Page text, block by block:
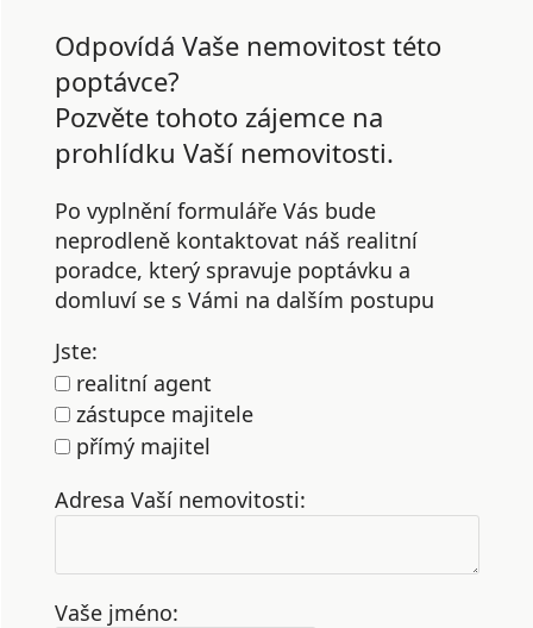
Odpovídá Vaše nemovitost této
poptávce?
Pozvěte tohoto zájemce na
prohlídku Vaší nemovitosti.
Po vyplnění formuláře Vás bude
neprodleně kontaktovat náš realitní
poradce, který spravuje poptávku a
domluví se s Vámi na dalším postupu
Jste:
realitní agent
zástupce majitele
přímý majitel
Adresa Vaší nemovitosti:
Vaše jméno: